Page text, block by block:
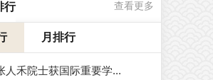
行 查看更多
月排行